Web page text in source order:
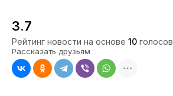
3.7
Рейтинг новости на основе 10 голосов
Рассказать друзьям